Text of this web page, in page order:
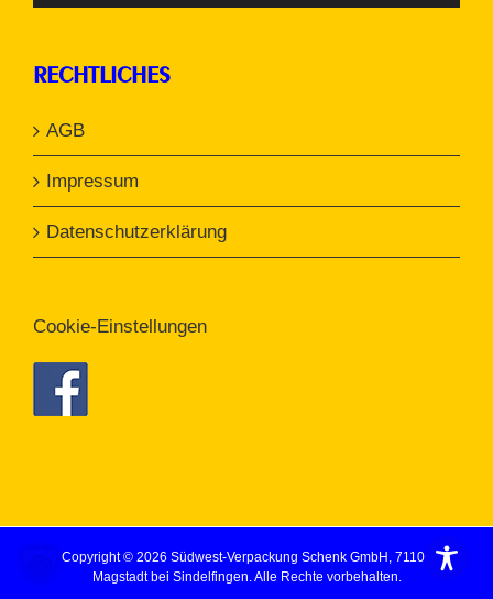
RECHTLICHES
AGB
Impressum
Datenschutzerklärung
Cookie-Einstellungen
Copyright © 2026 Südwest-Verpackung Schenk GmbH, 71106
Magstadt bei Sindelfingen. Alle Rechte vorbehalten.